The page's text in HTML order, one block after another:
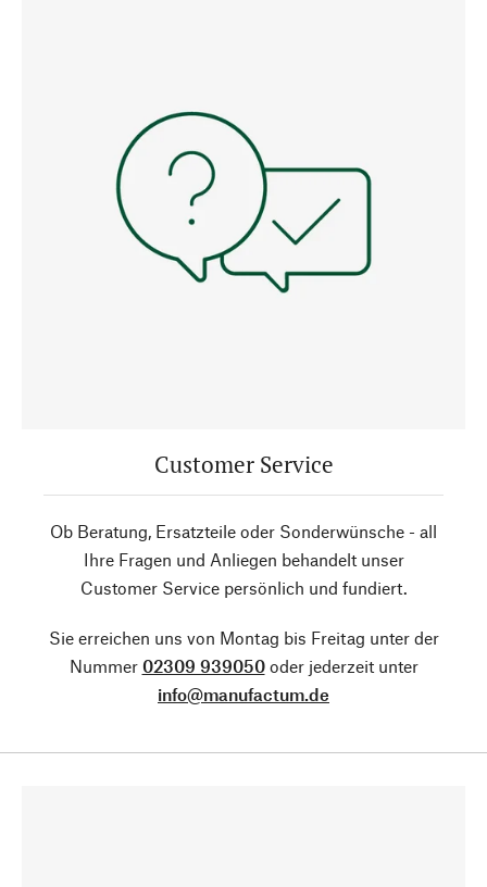
Customer Service
Ob Beratung, Ersatzteile oder Sonderwünsche - all
Ihre Fragen und Anliegen behandelt unser
Customer Service persönlich und fundiert.
Sie erreichen uns von Montag bis Freitag unter der
Nummer 02309 939050oder jederzeit unter
info@manufactum.de